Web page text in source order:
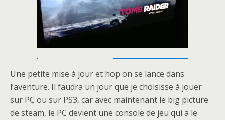
Une petite mise à jour et hop on se lance dans
l’aventure. Il faudra un jour que je choisisse à jouer
sur PC ou sur PS3, car avec maintenant le big picture
de steam, le PC devient une console de jeu qui a le